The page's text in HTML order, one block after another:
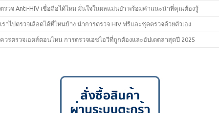
ตรวจ Anti-HIV เชื่อถือได้ไหม มั่นใจในผลแม่นยำ พร้อมคำแนะนำที่คุณต้องรู้
เราไปตรวจเลือดได้ที่ไหนบ้าง นำการตรวจ HIV ฟรีและชุดตรวจด้วยตัวเอง
ควรตรวจเอดส์ตอนไหน การตรวจเอชไอวีที่ถูกต้องและอัปเดตล่าสุดปี 2025